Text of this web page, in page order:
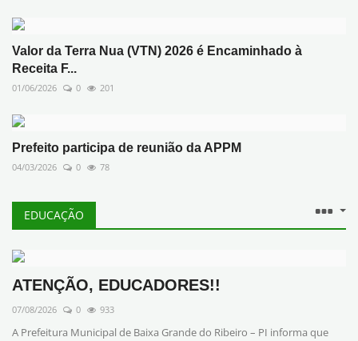
Valor da Terra Nua (VTN) 2026 é Encaminhado à
Receita F...
01/06/2026 0 201
Prefeito participa de reunião da APPM
04/03/2026 0 78
EDUCAÇÃO
ATENÇÃO, EDUCADORES!!
07/08/2026 0 933
A Prefeitura Municipal de Baixa Grande do Ribeiro – PI informa que